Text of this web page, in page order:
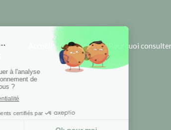
Qui suis-je ? Pourquoi